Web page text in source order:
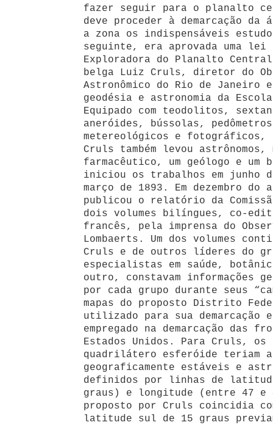
fazer seguir para o planalto
deve proceder à demarcação
a zona os indispensáveis
seguinte, era aprovada uma lei
Exploradora do Planalto
belga Luiz Cruls, diretor do
Astronômico do Rio de Janeiro
geodésia e astronomia da
Equipado com teodolitos,
aneróides, bússolas,
metereológicos e fotográficos,
Cruls também levou astrônomos,
farmacêutico, um geólogo e um
iniciou os trabalhos em junho
março de 1893. Em dezembro
publicou o relatório da
dois volumes bilíngues, co-
francês, pela imprensa do
Lombaerts. Um dos volumes
Cruls e de outros líderes do
especialistas em saúde,
outro, constavam informações
por cada grupo durante seus
mapas do proposto Distrito
utilizado para sua demarcação
empregado na demarcação das
Estados Unidos. Para Cruls, os
quadrilátero esferóide teriam a
geograficamente estáveis e
definidos por linhas de
graus) e longitude (entre 47 e
proposto por Cruls coincidia
latitude sul de 15 graus